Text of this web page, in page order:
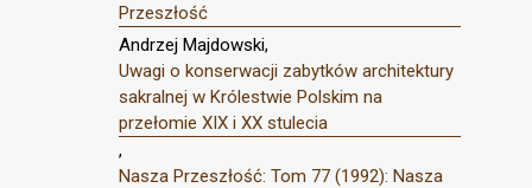
Przeszłość
Andrzej Majdowski,
Uwagi o konserwacji zabytków architektury
sakralnej w Królestwie Polskim na
przełomie XIX i XX stulecia
,
Nasza Przeszłość: Tom 77 (1992): Nasza